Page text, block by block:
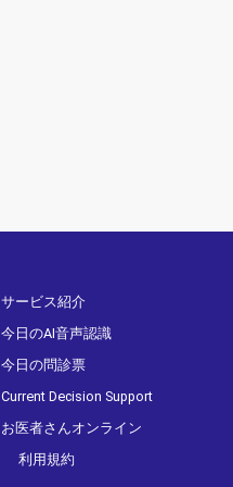
サービス紹介
今日のAI音声認識
今日の問診票
Current Decision Support
お医者さんオンライン
利用規約